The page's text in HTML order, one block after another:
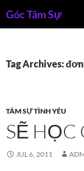
toGóc Tâm Sự
Tag Archives:
TÂM SỰ TÌNH YÊU
SẼ HỌC
JUL 6, 2011